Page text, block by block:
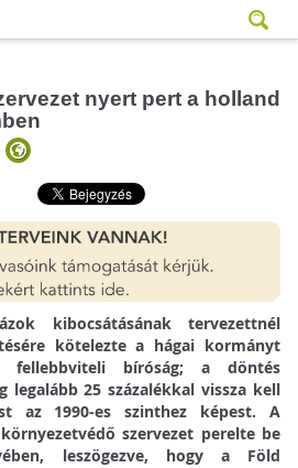
nyert pert a holland
kibocsátásának tervezettnél
kötelezte a hágai kormányt
fellebbviteli bíróság; a döntés
legalább 25 százalékkal vissza kell
az 1990-es szinthez képest. A
szervezet perelte be
leszögezve, hogy a Föld